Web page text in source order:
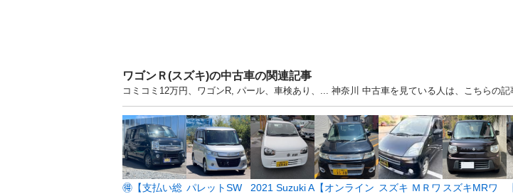
ワゴンＲ(スズキ)の中古車の関連記事
コミコミ12万円、ワゴンR, パール、車検あり、... 神奈川 中古車を見ている人は、こちらの記
🉐【支払い総 パレットSW
2021 Suzuki A 【オンライン スズキ ＭＲワ スズキMRワ